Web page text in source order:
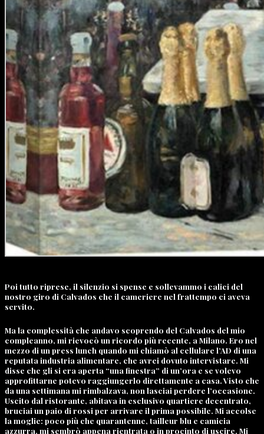
Poi tutto riprese, il silenzio si spense e sollevammo i calici del
nostro giro di Calvados che il cameriere nel frattempo ci aveva
servito.
Ma la complessità che andavo scoprendo del Calvados del mio
compleanno, mi rievocò un ricordo più recente, a Milano. Ero nel
mezzo di un press lunch quando mi chiamò al cellulare l’AD di una
reputata industria alimentare, che avrei dovuto intervistare. Mi
disse che gli si era aperta “una finestra” di un’ora e se volevo
approfittarne potevo raggiungerlo direttamente a casa. Visto che
da una settimana mi rimbalzava, non lasciai perdere l’occasione.
Uscito dal ristorante, abitava in esclusivo quartiere decentrato,
bruciai un paio di rossi per arrivare il prima possibile. Mi accolse
la moglie: poco più che quarantenne, tailleur blu e camicia
azzurra, mi sembrò appena rientrata o in procinto di uscire. Mi